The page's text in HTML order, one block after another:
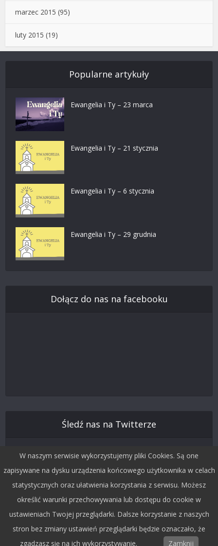
marzec 2015 (95)
luty 2015 (19)
Popularne artykuły
Ewangelia i Ty – 23 marca
Ewangelia i Ty – 21 stycznia
Ewangelia i Ty – 6 stycznia
Ewangelia i Ty – 29 grudnia
Dołącz do nas na facebooku
Śledź nas na Twitterze
Copyright © 2015 by Dobra Fala.
W naszym serwisie wykorzystujemy pliki Cookies. Są one
zapisywane na dysku urządzenia końcowego użytkownika w celach
statystycznych oraz ułatwienia korzystania z serwisu. Możesz
określić warunki przechowywania lub dostępu do cookie w
ustawieniach Twojej przeglądarki. Dalsze korzystanie z naszych
stron bez zmiany ustawień przeglądarki będzie oznaczało, że
zgadzasz się na ich wykorzystywanie.
Zamknij